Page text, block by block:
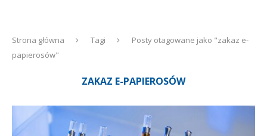
Strona główna Tagi
Posty otagowane jako "zakaz e-
papierosów"
ZAKAZ E-PAPIEROSÓW